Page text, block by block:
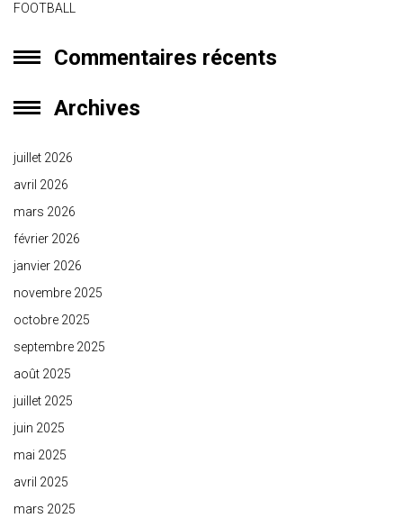
FOOTBALL
Commentaires récents
Archives
juillet 2026
avril 2026
mars 2026
février 2026
janvier 2026
novembre 2025
octobre 2025
septembre 2025
août 2025
juillet 2025
juin 2025
mai 2025
avril 2025
mars 2025